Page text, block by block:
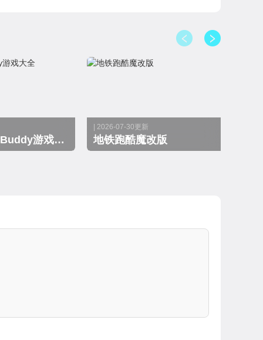
疯狂木偶人Kick the Buddy游戏大全
| 2026-07-30更新
地铁跑酷魔改版